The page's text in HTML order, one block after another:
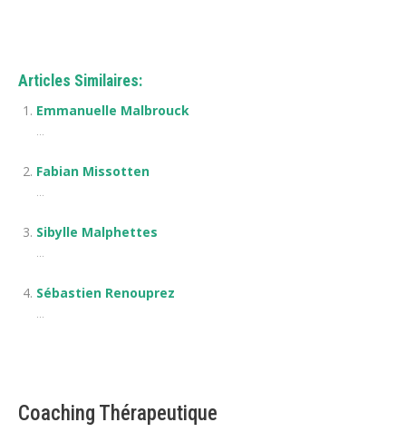
Articles Similaires:
Emmanuelle Malbrouck
...
Fabian Missotten
...
Sibylle Malphettes
...
Sébastien Renouprez
...
Coaching Thérapeutique